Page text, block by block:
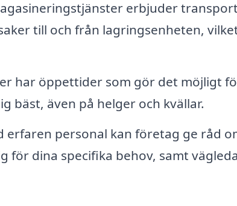
erbjuder
till och från lagringsenheten,
har öppettider som gör det möjligt
bäst, även på helger och kvällar.
erfaren personal kan företag ge råd
för dina specifika behov, samt